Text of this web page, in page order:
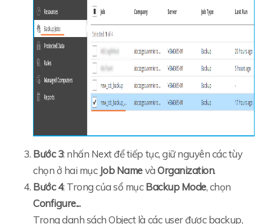
Bước 3: nhấn Next để tiếp tục, giữ nguyên các tùy
chọn ở hai mục Job NamevàOrganization.
Bước 4: Trong của sổ mụcBackup Mode, chọn
Configure...
Trong danh sách Object là các user được backup,